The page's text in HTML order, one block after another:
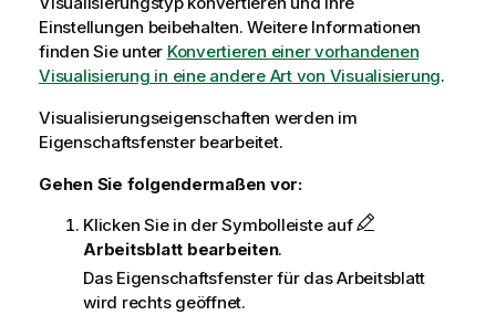
Einstellungen beibehalten. Weitere Informationen
finden Sie unter Konvertieren einer vorhandenen
Visualisierung in eine andere Art von Visualisierung.
Visualisierungseigenschaften werden im
Eigenschaftsfenster bearbeitet.
Gehen Sie folgendermaßen vor:
Klicken Sie in der Symbolleiste auf
Arbeitsblatt bearbeiten.
Das Eigenschaftsfenster für das Arbeitsblatt
wird rechts geöffnet.